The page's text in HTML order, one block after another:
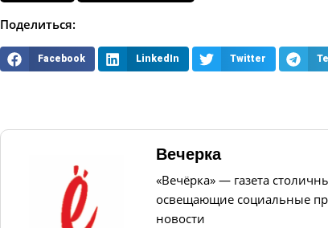
Поделиться:
Facebook LinkedIn Twitter
Вечерка
«Вечёрка» — газета
освещающие социальные
новости